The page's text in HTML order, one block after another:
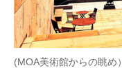
(MOA美術館からの眺め）